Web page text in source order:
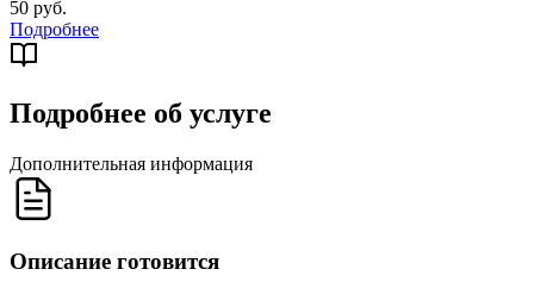
50 руб.
Подробнее
Подробнее об услуге
Дополнительная информация
Описание готовится